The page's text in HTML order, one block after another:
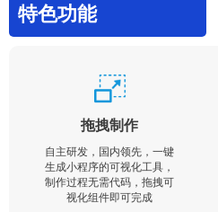
特色功能
拖拽制作
自主研发，国内领先，一键
生成小程序的可视化工具，
制作过程无需代码，拖拽可
视化组件即可完成